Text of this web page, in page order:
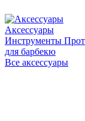
Аксессуары
Инструменты
для барбекю
Все аксессуары